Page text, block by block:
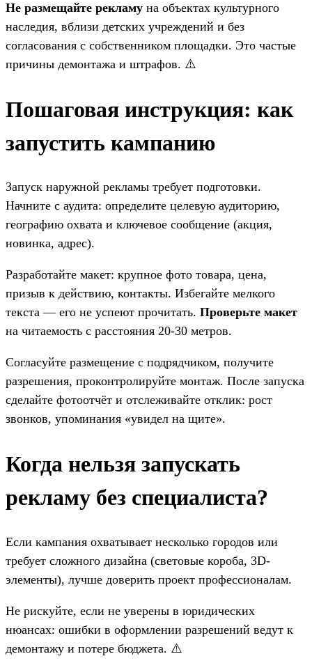
Не размещайте рекламу на объектах культурного
наследия, вблизи детских учреждений и без
согласования с собственником площадки. Это частые
причины демонтажа и штрафов. ⚠️
Пошаговая инструкция: как
запустить кампанию
Запуск наружной рекламы требует подготовки.
Начните с аудита: определите целевую аудиторию,
географию охвата и ключевое сообщение (акция,
новинка, адрес).
Разработайте макет: крупное фото товара, цена,
призыв к действию, контакты. Избегайте мелкого
текста — его не успеют прочитать. Проверьте макет
на читаемость с расстояния 20-30 метров.
Согласуйте размещение с подрядчиком, получите
разрешения, проконтролируйте монтаж. После запуска
сделайте фотоотчёт и отслеживайте отклик: рост
звонков, упоминания «увидел на щите».
Когда нельзя запускать
рекламу без специалиста?
Если кампания охватывает несколько городов или
требует сложного дизайна (световые короба, 3D-
элементы), лучше доверить проект профессионалам.
Не рискуйте, если не уверены в юридических
нюансах: ошибки в оформлении разрешений ведут к
демонтажу и потере бюджета. ⚠️